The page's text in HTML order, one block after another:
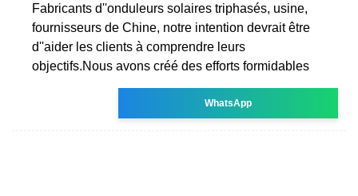
Fabricants d''onduleurs solaires triphasés, usine,
fournisseurs de Chine, notre intention devrait être
d''aider les clients à comprendre leurs
objectifs.Nous avons créé des efforts formidables
WhatsApp